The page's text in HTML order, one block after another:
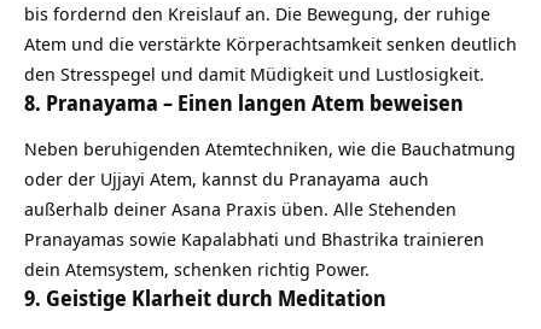
bis fordernd den Kreislauf an. Die Bewegung, der ruhige
Atem und die verstärkte Körperachtsamkeit senken deutlich
den Stresspegel und damit Müdigkeit und Lustlosigkeit.
8. Pranayama – Einen langen Atem beweisen
Neben beruhigenden Atemtechniken, wie die Bauchatmung
oder der Ujjayi Atem, kannst du Pranayama auch
außerhalb deiner Asana Praxis üben. Alle Stehenden
Pranayamas sowie Kapalabhati und Bhastrika trainieren
dein Atemsystem, schenken richtig Power.
9. Geistige Klarheit durch Meditation